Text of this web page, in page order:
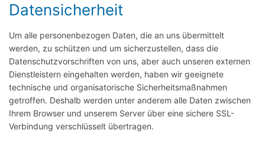
Datensicherheit
Um alle personenbezogen Daten, die an uns übermittelt
werden, zu schützen und um sicherzustellen, dass die
Datenschutzvorschriften von uns, aber auch unseren externen
Dienstleistern eingehalten werden, haben wir geeignete
technische und organisatorische Sicherheitsmaßnahmen
getroffen. Deshalb werden unter anderem alle Daten zwischen
Ihrem Browser und unserem Server über eine sichere SSL-
Verbindung verschlüsselt übertragen.